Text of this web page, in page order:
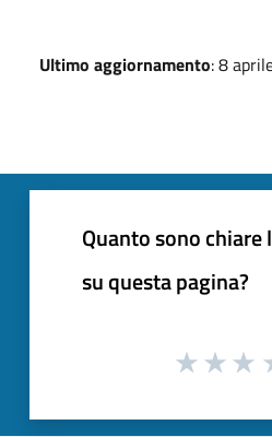
Ultimo aggiornamento: 8
Quanto sono
su questa pagina?